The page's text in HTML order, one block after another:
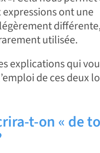
expressions ont une
utilisée.
explications qui
de ces deux
t-on « de